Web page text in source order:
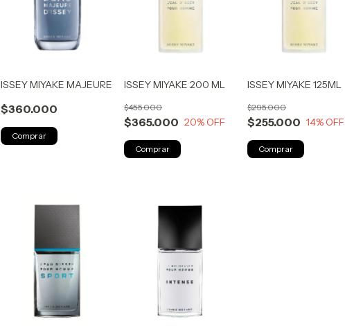
ISSEY MIYAKE MAJEURE
$360.000
ISSEY MIYAKE 200 ML
$365.000
$455.000
20% OFF
ISSEY MIYAKE 125ML
$255.000
$295.000
14% OFF